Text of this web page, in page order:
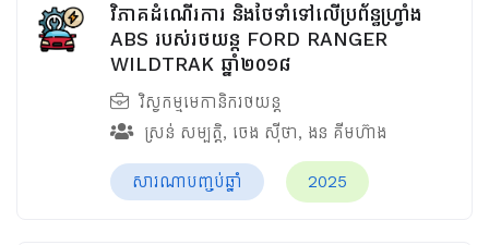
វិភាគដំណើរការ និងថែទាំទៅលើប្រព័ន្ធហ្វ្រាំង
ABS របស់រថយន្ត FORD RANGER
WILDTRAK ឆ្នាំ២០១៨
វិស្វកម្មមេកានិករថយន្ត
ស្រន់ សម្បត្តិ, ចេង ស៊ីថា, ងន គីមហ៊ាង
សារណាបញ្ចប់ឆ្នាំ 2025